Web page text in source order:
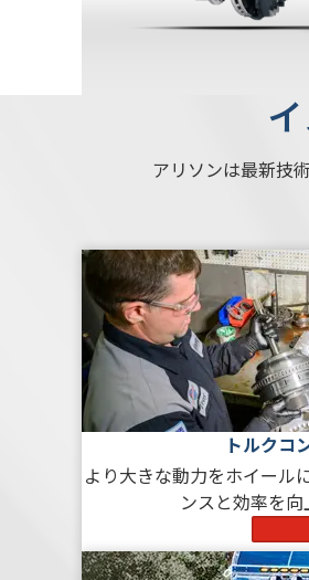
アリソンは最新技
トルクコ
より大きな動力をホイール
ンスと効率を向